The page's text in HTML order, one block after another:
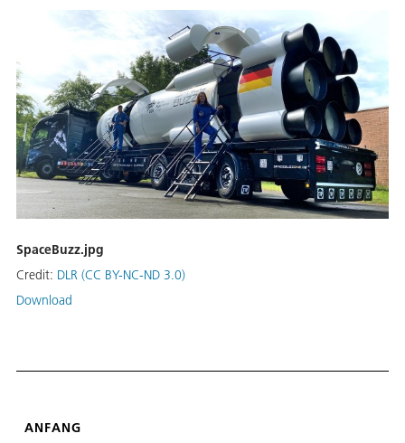
SpaceBuzz.jpg
Credit: DLR (CC BY-NC-ND 3.0)
Download
ANFANG